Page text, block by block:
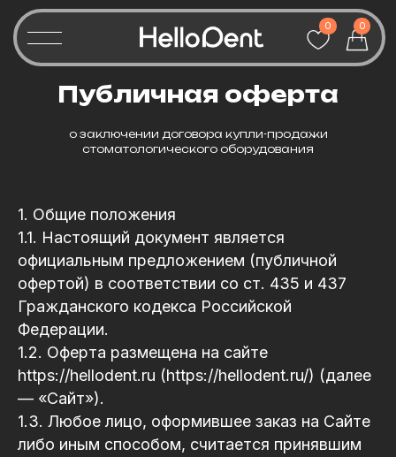
Публичная оферта
о заключении договора купли-продажи
стоматологического оборудования
1. Общие положения
1.1. Настоящий документ является
официальным предложением (публичной
офертой) в соответствии со ст. 435 и 437
Гражданского кодекса Российской
Федерации.
1.2. Оферта размещена на сайте
https://hellodent.ru (https://hellodent.ru/) (далее
— «Сайт»).
1.3. Любое лицо, оформившее заказ на Сайте
либо иным способом, считается принявшим